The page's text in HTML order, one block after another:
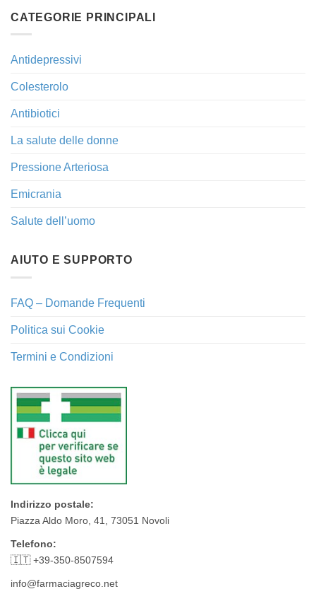
CATEGORIE PRINCIPALI
Antidepressivi
Colesterolo
Antibiotici
La salute delle donne
Pressione Arteriosa
Emicrania
Salute dell’uomo
AIUTO E SUPPORTO
FAQ – Domande Frequenti
Politica sui Cookie
Termini e Condizioni
Indirizzo postale:
Piazza Aldo Moro, 41, 73051 Novoli
Telefono:
🇮🇹 +39-350-8507594
info@farmaciagreco.net